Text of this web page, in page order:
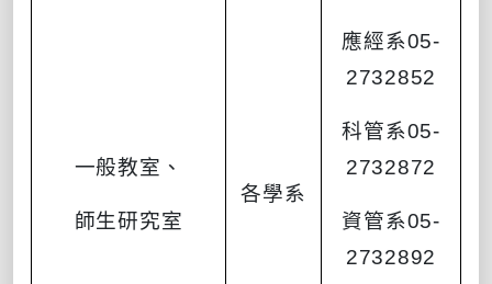
一般教室、
師生研究室
各學系
應經系05-
2732852
科管系05-
2732872
資管系05-
2732892